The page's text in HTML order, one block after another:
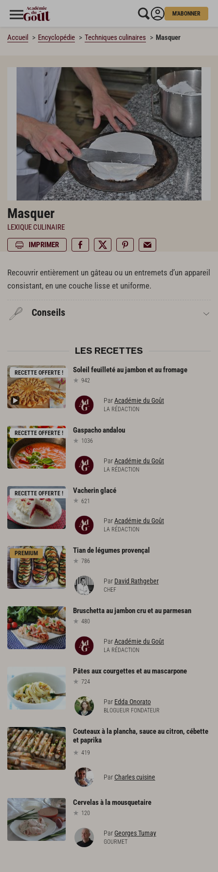
M'ABONNER
Accueil Encyclopédie Techniques culinaires Masquer
Masquer
LEXIQUE CULINAIRE
IMPRIMER
Recouvrir entièrement un gâteau ou un entremets d’un appareil
consistant, en une couche lisse et uniforme.
Conseils
LES RECETTES
RECETTE OFFERTE ! Soleil feuilletéaujambonetaufromage
942
ParAcadémie du Goût
LA RÉDACTION
RECETTE OFFERTE ! Gaspachoandalou
1036
ParAcadémie du Goût
LA RÉDACTION
RECETTE OFFERTE ! Vacheringlacé
621
ParAcadémie du Goût
LA RÉDACTION
PREMIUM Tiande légumesprovençal
786
Par David Rathgeber
CHEF
Bruschettaaujamboncruetauparmesan
480
ParAcadémie du Goût
LA RÉDACTION
Pâtesauxcourgettesetaumascarpone
724
Par Edda Onorato
BLOGUEUR FONDATEUR
Couteaux à la plancha, sauce au citron, cébette
et paprika
419
Par Charles cuisine
Cervelasà lamousquetaire
120
ParGeorges Tumay
GOURMET